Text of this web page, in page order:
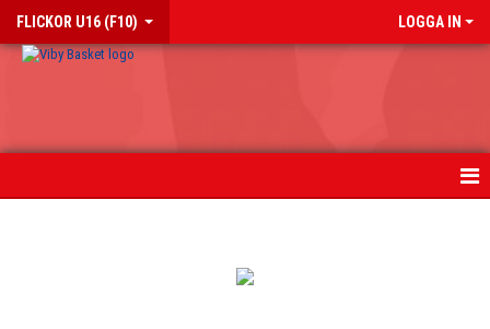
FLICKOR U16 (F10) LOGGA IN